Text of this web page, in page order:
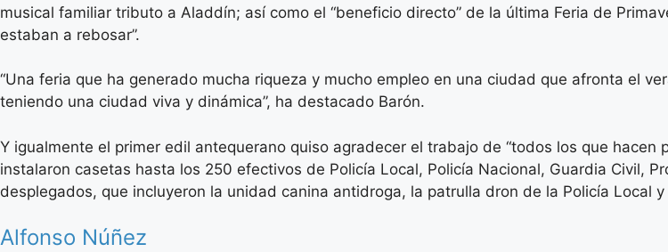
musical familiar tributo a Aladdín; así como el “beneficio directo” de la última Feria de
estaban a rebosar”.
“Una feria que ha generado mucha riqueza y mucho empleo en una ciudad que afronta el
teniendo una ciudad viva y dinámica”, ha destacado Barón.
Y igualmente el primer edil antequerano quiso agradecer el trabajo de “todos los que
instalaron casetas hasta los 250 efectivos de Policía Local, Policía Nacional, Guardia Civil,
desplegados, que incluyeron la unidad canina antidroga, la patrulla dron de la Policía Local
Alfonso Núñez